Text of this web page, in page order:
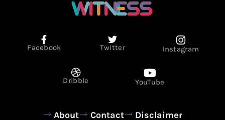
Facebook Twitter Instagram
Dribble YouTube
About Contact
Disclaimer